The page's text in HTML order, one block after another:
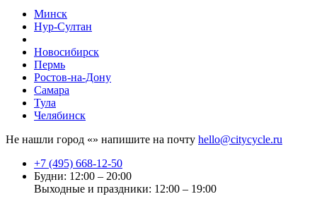
Минск
Нур-Султан
Новосибирск
Пермь
Ростов-на-Дону
Самара
Тула
Челябинск
Не нашли город «» напишите на почту hello@citycycle.ru
+7 (495) 668-12-50
Будни: 12:00 – 20:00
Выходные и праздники: 12:00 – 19:00